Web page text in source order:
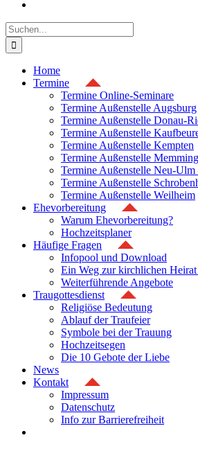
Suche
nach:
Home
Termine
Termine Online-Seminare
Termine Außenstelle Augsburg
Termine Außenstelle Donau-
Termine Außenstelle
Termine Außenstelle Kempten
Termine Außenstelle
Termine Außenstelle Neu-
Termine Außenstelle
Termine Außenstelle Weilheim
Ehevorbereitung
Warum Ehevorbereitung?
Hochzeitsplaner
Häufige Fragen
Infopool und Download
Ein Weg zur kirchlichen
Weiterführende Angebote
Traugottesdienst
Religiöse Bedeutung
Ablauf der Traufeier
Symbole bei der Trauung
Hochzeitsegen
Die 10 Gebote der Liebe
News
Kontakt
Impressum
Datenschutz
Info zur Barrierefreiheit